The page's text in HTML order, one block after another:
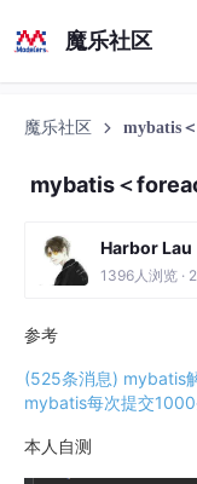
魔乐社区
魔乐社区 mybatis
mybatis＜
Harbor Lau
1396人浏览
参考
(525条消息) mybatis
mybatis每次提交
本人自测